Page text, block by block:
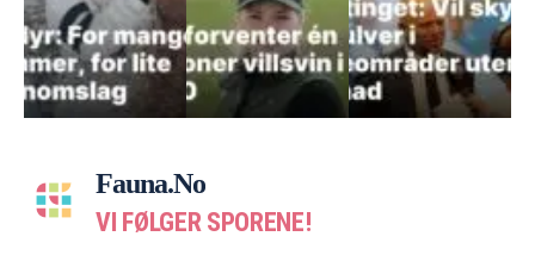
Fauna.no
VI FØLGER SPORENE!